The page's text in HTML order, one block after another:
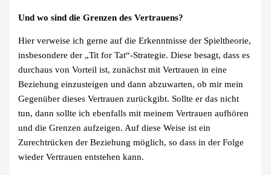
Und wo sind die Grenzen des Vertrauens?
Hier verweise ich gerne auf die Erkenntnisse der Spieltheorie,
insbesondere der „Tit for Tat“-Strategie. Diese besagt, dass es
durchaus von Vorteil ist, zunächst mit Vertrauen in eine
Beziehung einzusteigen und dann abzuwarten, ob mir mein
Gegenüber dieses Vertrauen zurückgibt. Sollte er das nicht
tun, dann sollte ich ebenfalls mit meinem Vertrauen aufhören
und die Grenzen aufzeigen. Auf diese Weise ist ein
Zurechtrücken der Beziehung möglich, so dass in der Folge
wieder Vertrauen entstehen kann.